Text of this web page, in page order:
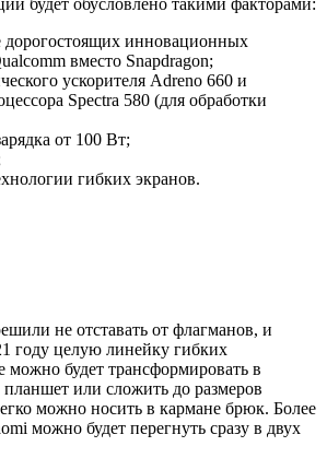
дорогостоящих инновационных
вместо Snapdragon;
ускорителя Adreno 660 и
Spectra 580 (для обработки
от 100 Bт;
гибких экранов.
не отставать от флагманов, и
году целую линейку гибких
можно будет трансформировать в
или сложить до размеров
можно носить в кармане брюк. Более
можно будет перегнуть сразу в двух